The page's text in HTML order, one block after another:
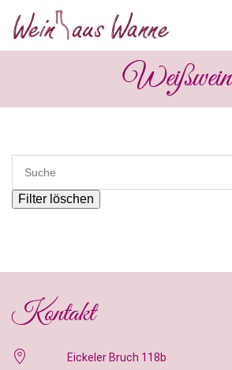
Weißwein
Filter löschen
Kontakt
Eickeler Bruch 118b